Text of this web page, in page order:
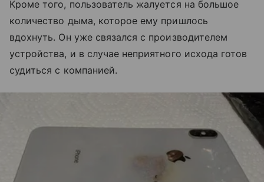
Кроме того, пользователь жалуется на большое
количество дыма, которое ему пришлось
вдохнуть. Он уже связался с производителем
устройства, и в случае неприятного исхода готов
судиться с компанией.